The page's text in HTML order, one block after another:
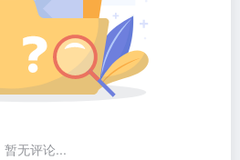
暂无评论...